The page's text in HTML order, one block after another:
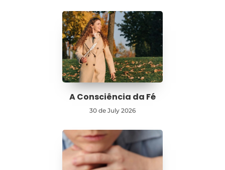
A Consciência da Fé
30 de July 2026